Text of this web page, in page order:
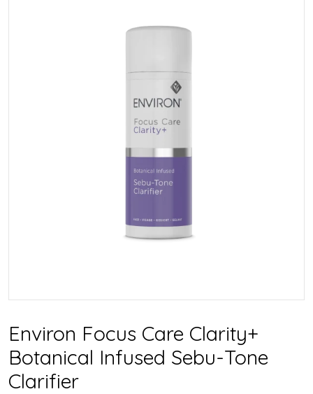
Environ Focus Care Clarity+
Botanical Infused Sebu-Tone
Clarifier